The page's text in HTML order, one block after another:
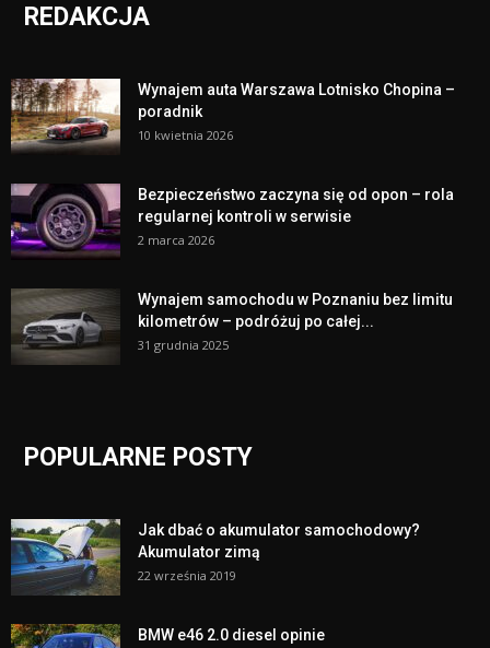
REDAKCJA
Wynajem auta Warszawa Lotnisko Chopina –
poradnik
10 kwietnia 2026
Bezpieczeństwo zaczyna się od opon – rola
regularnej kontroli w serwisie
2 marca 2026
Wynajem samochodu w Poznaniu bez limitu
kilometrów – podróżuj po całej...
31 grudnia 2025
POPULARNE POSTY
Jak dbać o akumulator samochodowy?
Akumulator zimą
22 września 2019
BMW e46 2.0 diesel opinie